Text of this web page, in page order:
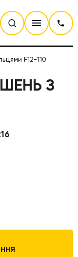
F12-110
З